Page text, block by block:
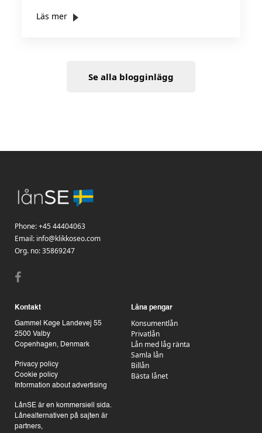
Läs mer
Se alla blogginlägg
Phone:+45 44404063
Email: info@klikkoseo.com
Org. no: 35869247
Kontakt
Gammel Køge Landevej 55
2500 Valby
Copenhagen, Denmark
Privacy policy
Cookie policy
Information about advertising
LånSE är en kommersiell sida.
Lånealternativen på sajten är
partners,
Låna pengar
Konsumentlån
Privatlån
Lån med låg ränta
Samla lån
Billån
Bästa lånet